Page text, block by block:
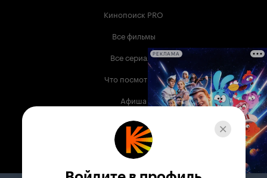
Кинопоиск PRO
Все фильмы
Все сериалы
Что посмотреть
Афиша
Музыка
Телепрограмма
РЕКЛАМА